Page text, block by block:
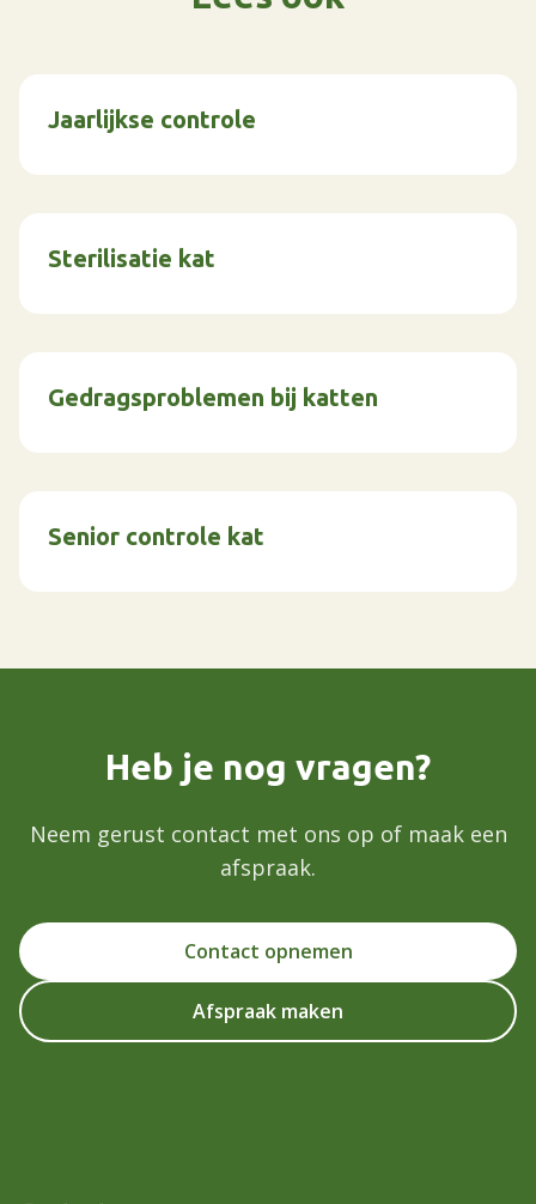
Jaarlijkse controle
Sterilisatie kat
Gedragsproblemen bij katten
Senior controle kat
Heb je nog vragen?
Neem gerust contact met ons op of maak een
afspraak.
Contact opnemen
Afspraak maken